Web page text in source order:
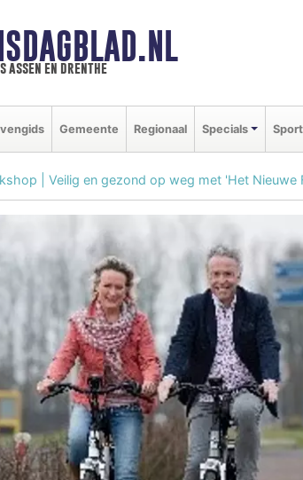
assen en drenthe
Gemeente Regionaal Specials Sport
| Veilig en gezond op weg met 'Het Nieuwe